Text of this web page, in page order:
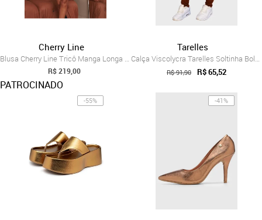
Cherry Line
Blusa Cherry Line Tricô Manga Longa Gola...
R$ 219,00
PATROCINADO
Tarelles
Calça Viscolycra Tarelles Soltinha Bolso...
R$ 91,90 R$ 65,52
-55% -41%